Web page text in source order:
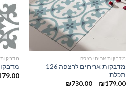
מדבקות אריחי רצפה
מדבקות אריחים לרצפה 126
תכלת
₪179.00
–
₪730.00
מדבקות
מדבקות